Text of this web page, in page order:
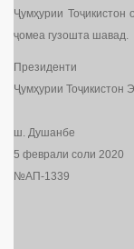
Ҷумҳурии
ҷомеа гузошта шавад.
Президенти
Ҷумҳурии Тоҷикистон
ш. Душанбе
5 феврали соли 2020
№АП-1339